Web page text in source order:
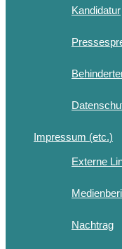
Kandidatur
Impressum (etc.)
Externe
Nachtrag